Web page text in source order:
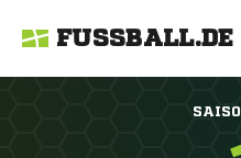
FUSSBALL.DE